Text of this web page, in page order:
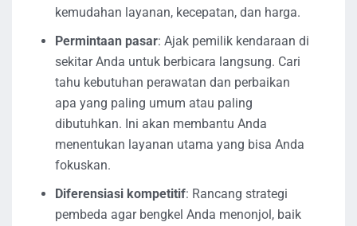
kemudahan layanan, kecepatan, dan harga.
Permintaan pasar: Ajak pemilik kendaraan di
sekitar Anda untuk berbicara langsung. Cari
tahu kebutuhan perawatan dan perbaikan
apa yang paling umum atau paling
dibutuhkan. Ini akan membantu Anda
menentukan layanan utama yang bisa Anda
fokuskan.
Diferensiasi kompetitif: Rancang strategi
pembeda agar bengkel Anda menonjol, baik